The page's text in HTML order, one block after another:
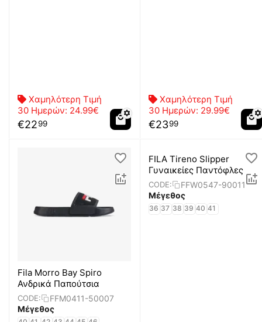
Χαμηλότερη Τιμή
30 Ημερών: 24.99€
€2299
Χαμηλότερη Τιμή
30 Ημερών: 29.99€
€2399
Fila Morro Bay Spiro
Ανδρικά Παπούτσια
CODE:
FFM0411-50007
Μέγεθος
FILA Tireno Slipper
Γυναικείες Παντόφλες
CODE:
FFW0547-90011
Μέγεθος
36 37 38 39 40 41